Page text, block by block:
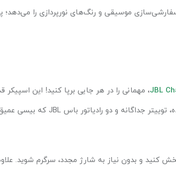
موسیقی و رنگ‌های نورپردازی را می‌دهد؛
JBL، مهمانی را در هر جایی برپا کنید! این اسپیکر
جداگانه و دو رادیاتور باس JBL که بیسی عمیق
موسیقی پخش کنید و بدون نیاز به شارژ مجدد، سرگرم شوید.